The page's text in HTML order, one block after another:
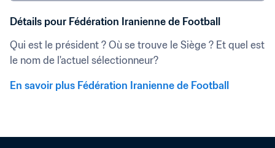
Détails pour Fédération Iranienne de Football
Qui est le président ? Où se trouve le Siège ? Et quel est
le nom de l'actuel sélectionneur?
En savoir plus Fédération Iranienne de Football